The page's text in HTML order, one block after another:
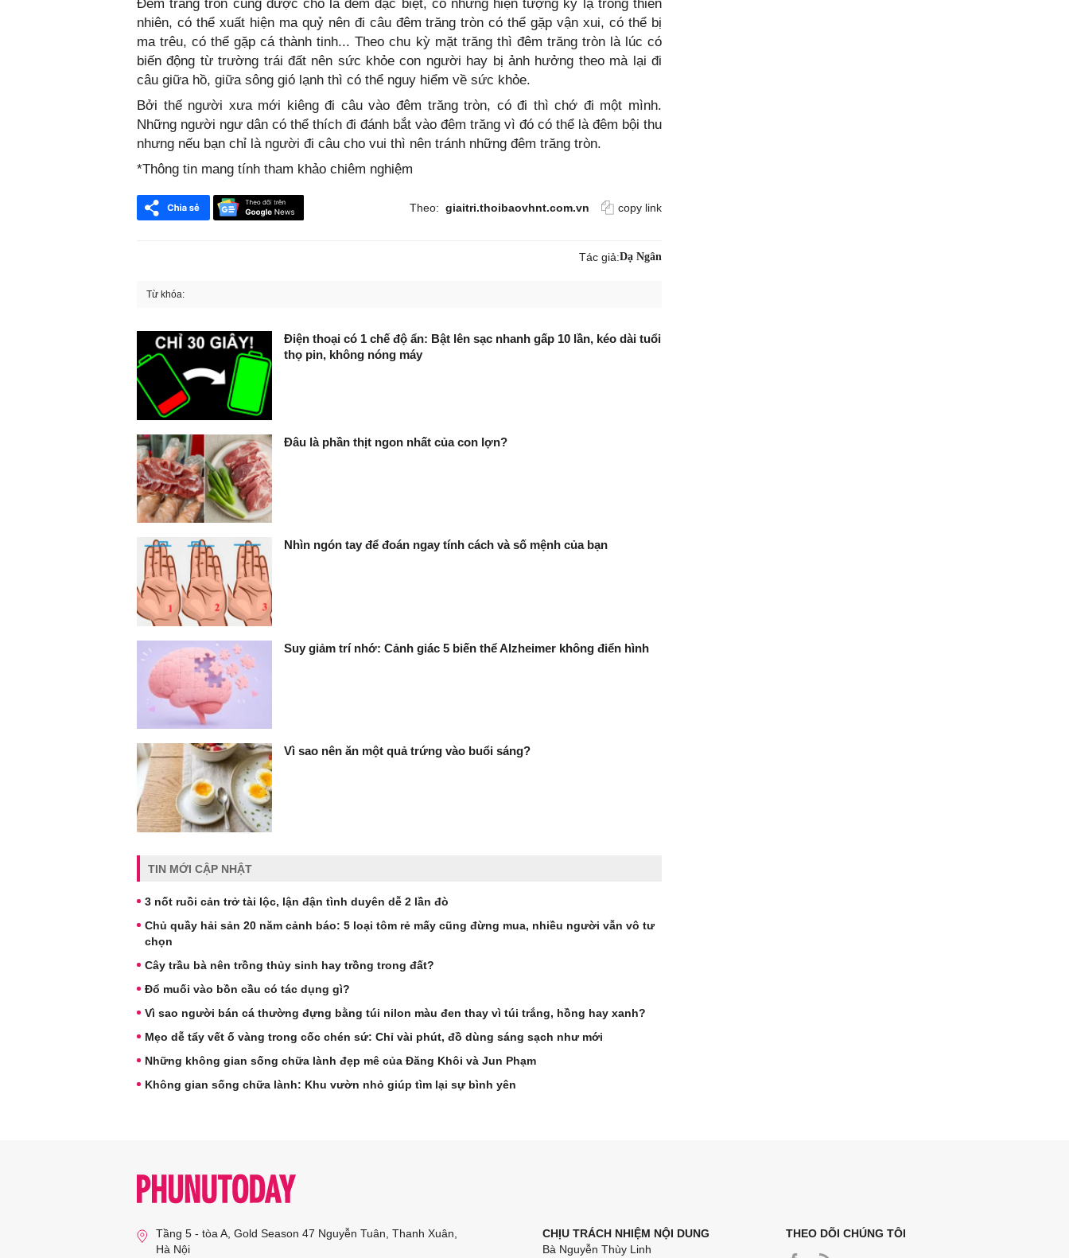
Đêm trăng tròn cũng được cho là đêm đặc biệt, có những hiện tượng kỳ lạ trong thiên
nhiên, có thể xuất hiện ma quỷ nên đi câu đêm trăng tròn có thể gặp vận xui, có thể bị
ma trêu, có thể gặp cá thành tinh... Theo chu kỳ mặt trăng thì đêm trăng tròn là lúc có
biến động từ trường trái đất nên sức khỏe con người hay bị ảnh hưởng theo mà lại đi
câu giữa hồ, giữa sông gió lạnh thì có thể nguy hiểm về sức khỏe.
Bởi thế người xưa mới kiêng đi câu vào đêm trăng tròn, có đi thì chớ đi một mình.
Những người ngư dân có thể thích đi đánh bắt vào đêm trăng vì đó có thể là đêm bội thu
nhưng nếu bạn chỉ là người đi câu cho vui thì nên tránh những đêm trăng tròn.
*Thông tin mang tính tham khảo chiêm nghiệm
Theo: giaitri.thoibaovhnt.com.vn copy link
Tác giả:Dạ Ngân
Từ khóa:
Điện thoại có 1 chế độ ẩn: Bật lên sạc nhanh gấp 10 lần, kéo dài tuổi
thọ pin, không nóng máy
Đâu là phần thịt ngon nhất của con lợn?
Nhìn ngón tay để đoán ngay tính cách và số mệnh của bạn
Suy giảm trí nhớ: Cảnh giác 5 biến thể Alzheimer không điển hình
Vì sao nên ăn một quả trứng vào buổi sáng?
TIN MỚI CẬP NHẬT
3 nốt ruồi cản trở tài lộc, lận đận tình duyên dễ 2 lần đò
Chủ quầy hải sản 20 năm cảnh báo: 5 loại tôm rẻ mấy cũng đừng mua, nhiều người vẫn vô tư
chọn
Cây trầu bà nên trồng thủy sinh hay trồng trong đất?
Đổ muối vào bồn cầu có tác dụng gì?
Vì sao người bán cá thường đựng bằng túi nilon màu đen thay vì túi trắng, hồng hay xanh?
Mẹo dễ tẩy vết ố vàng trong cốc chén sứ: Chỉ vài phút, đồ dùng sáng sạch như mới
Những không gian sống chữa lành đẹp mê của Đăng Khôi và Jun Phạm
Không gian sống chữa lành: Khu vườn nhỏ giúp tìm lại sự bình yên
Tầng 5 - tòa A, Gold Season 47 Nguyễn Tuân, Thanh Xuân,
Hà Nội
CHỊU TRÁCH NHIỆM NỘI DUNG
Bà Nguyễn Thùy Linh
THEO DÕI CHÚNG TÔI